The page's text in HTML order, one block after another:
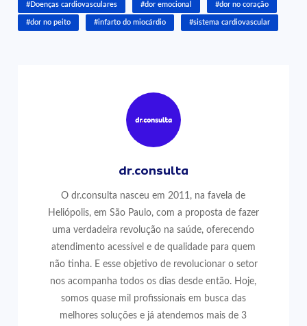
#Doenças cardiovasculares #dor emocional #dor no coração
#dor no peito #infarto do miocárdio #sistema cardiovascular
dr.consulta
O dr.consulta nasceu em 2011, na favela de
Heliópolis, em São Paulo, com a proposta de fazer
uma verdadeira revolução na saúde, oferecendo
atendimento acessível e de qualidade para quem
não tinha. E esse objetivo de revolucionar o setor
nos acompanha todos os dias desde então. Hoje,
somos quase mil profissionais em busca das
melhores soluções e já atendemos mais de 3